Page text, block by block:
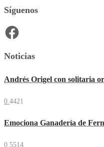
Síguenos
Facebook
Noticias
Andrés Origel con solitaria
0 4421
Emociona Ganadería de
0 5514